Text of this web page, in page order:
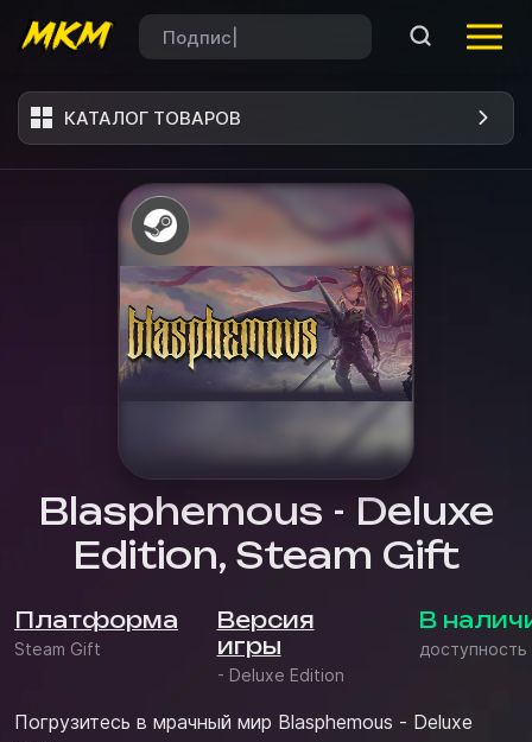
КАТАЛОГ ТОВАРОВ
Blasphemous - Deluxe
Edition, Steam Gift
Платформа
Steam Gift
Версия
игры
- Deluxe Edition
В
доступность
Погрузитесь в мрачный мир Blasphemous - Deluxe